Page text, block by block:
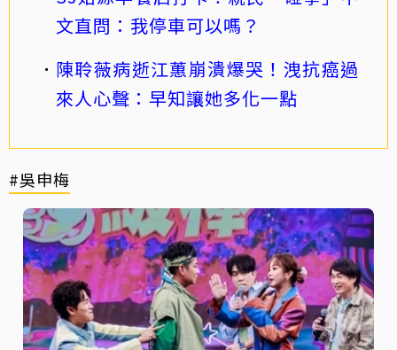
文直問：我停車可以嗎？
陳聆薇病逝江蕙崩潰爆哭！洩抗癌過
來人心聲：早知讓她多化一點
#吳申梅